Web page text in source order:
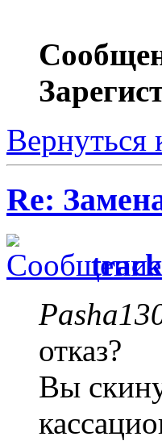
Вернуться
Re:
track
отказ?
Вы